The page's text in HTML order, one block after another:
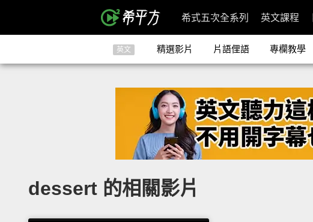
希式五次全系列 英文課程
英文 精選影片 片語俚語 專欄教學
dessert 的相關影片